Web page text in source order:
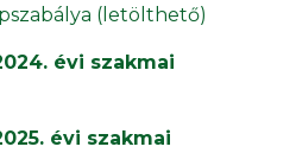
(letölthető)
évi szakmai
évi szakmai